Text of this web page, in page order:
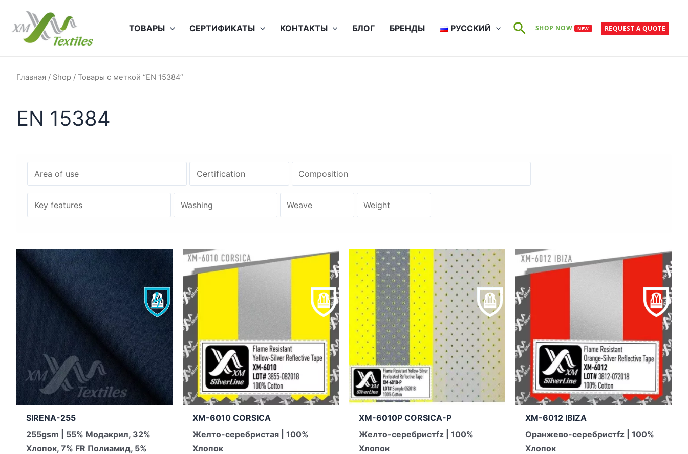
содержимому
ТОВАРЫ СЕРТИФИКАТЫ КОНТАКТЫ БЛОГ БРЕНДЫ РУССКИЙ ПоискSHOP NOW NEW REQUEST A QUOTE
Главная / Shop / Товары с меткой “EN 15384”
EN 15384
SIRENA-255
255gsm | 55% Модакрил, 32%
Хлопок, 7% FR Полиамид, 5%
XM-6010 CORSICA
Желто-серебристая | 100%
Хлопок
XM-6010P CORSICA-P
Желто-серебристfz | 100%
Хлопок
XM-6012 IBIZA
Оранжево-серебристfz | 100%
Хлопок